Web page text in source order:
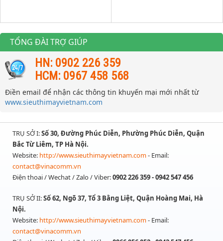
TỔNG ĐÀI TRỢ GIÚP
HN: 0902 226 359
HCM: 0967 458 568
Điền email để nhận các thông tin khuyến mại mới nhất từ
www.sieuthimayvietnam.com
TRỤ SỞ I:Số 30, Đường Phúc Diễn, Phường Phúc Diễn, Quận
Bắc Từ Liêm, TP Hà Nội.
Website: http://www.sieuthimayvietnam.com- Email:
contact@vinacomm.vn
Điện thoai / Wechat / Zalo / Viber:0902 226 359 - 0942 547 456
TRỤ SỞ II:Số 62, Ngõ 37, Tổ 3 Bằng Liệt, Quận Hoàng Mai, Hà
Nội.
Website: http://www.sieuthimayvietnam.com- Email:
contact@vinacomm.vn